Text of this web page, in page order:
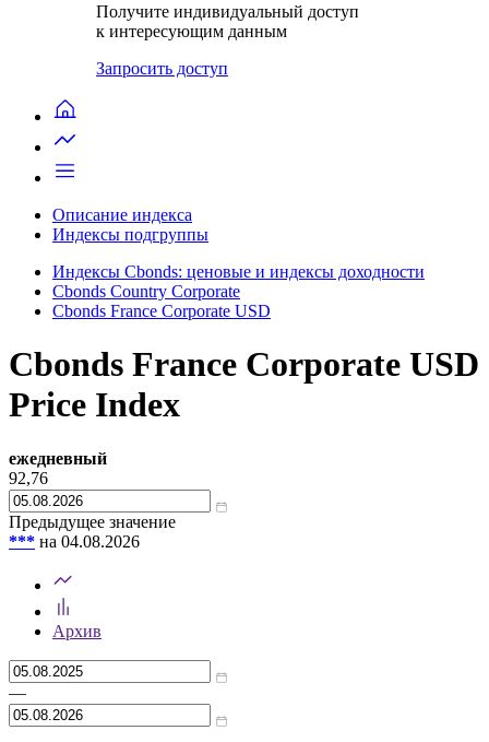
Получите индивидуальный доступ
к интересующим данным
Запросить доступ
Описание индекса
Индексы подгруппы
Индексы Cbonds: ценовые и индексы доходности
Cbonds Country Corporate
Cbonds France Corporate USD
Cbonds France Corporate USD
Price Index
ежедневный
92,76
Предыдущее значение
*** на 04.08.2026
Архив
—